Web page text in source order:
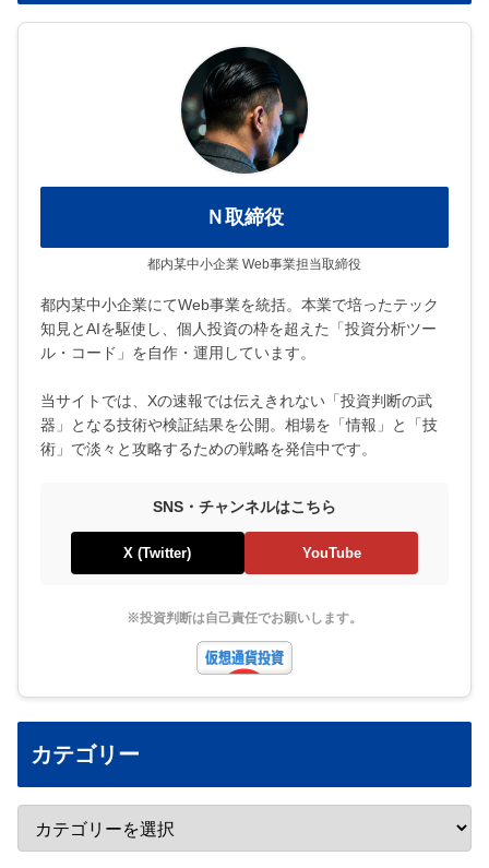
Ｎ取締役
都内某中小企業 Web事業担当取締役
都内某中小企業にてWeb事業を統括。本業で培ったテック
知見とAIを駆使し、個人投資の枠を超えた「投資分析ツー
ル・コード」を自作・運用しています。
当サイトでは、Xの速報では伝えきれない「投資判断の武
器」となる技術や検証結果を公開。相場を「情報」と「技
術」で淡々と攻略するための戦略を発信中です。
SNS・チャンネルはこちら
X (Twitter) YouTube
※投資判断は自己責任でお願いします。
カテゴリー